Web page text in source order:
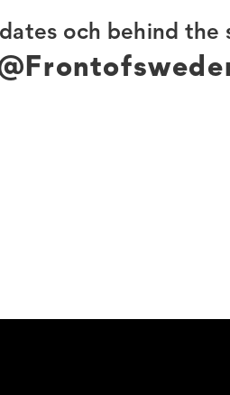
och behind the